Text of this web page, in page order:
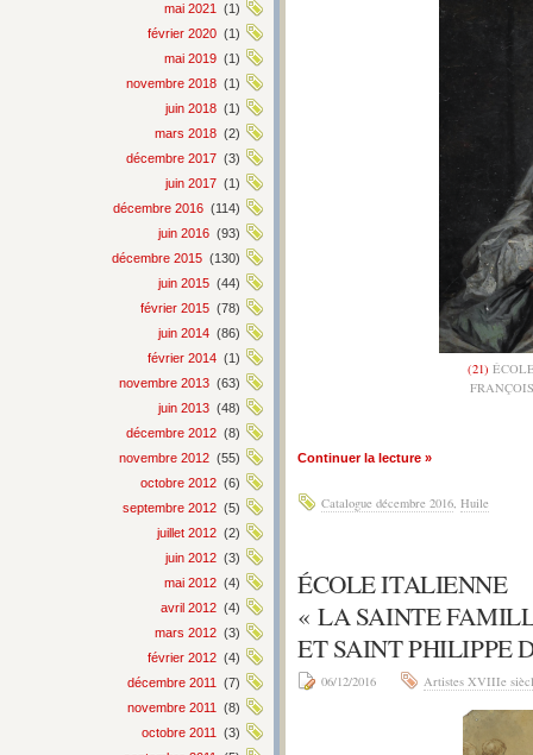
mai 2021
(1)
février 2020 (1)
mai 2019 (1)
novembre 2018 (1)
juin 2018 (1)
mars 2018 (2)
décembre 2017 (3)
juin 2017 (1)
décembre 2016 (114)
juin 2016 (93)
décembre 2015 (130)
juin 2015 (44)
février 2015 (78)
juin 2014 (86)
février 2014 (1)
novembre 2013 (63)
juin 2013 (48)
décembre 2012 (8)
novembre 2012 (55)
octobre 2012 (6)
septembre 2012 (5)
juillet 2012 (2)
juin 2012 (3)
mai 2012 (4)
avril 2012 (4)
mars 2012 (3)
février 2012 (4)
décembre 2011
(7)
novembre 2011
(8)
octobre 2011
(3)
(21)
Continuer la lecture »
Catalogue décembre 2016, Huile
ÉCOLE ITALIENNE
« LA SAINTE
ET SAINT PHILIPPE
06/12/2016 Artistes XVIIIe